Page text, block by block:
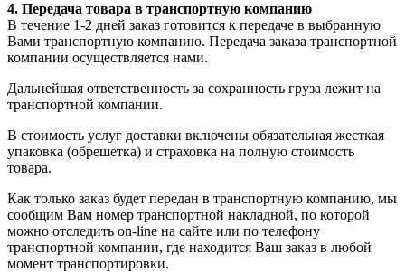
4. Передача товара в транспортную компанию
В течение 1-2 дней заказ готовится к передаче в выбранную
Вами транспортную компанию. Передача заказа транспортной
компании осуществляется нами.
Дальнейшая ответственность за сохранность груза лежит на
транспортной компании.
В стоимость услуг доставки включены обязательная жесткая
упаковка (обрешетка) и страховка на полную стоимость
товара.
Как только заказ будет передан в транспортную компанию, мы
сообщим Вам номер транспортной накладной, по которой
можно отследить on-line на сайте или по телефону
транспортной компании, где находится Ваш заказ в любой
момент транспортировки.